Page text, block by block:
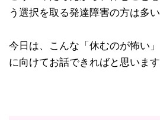
う選択を取る発達障害の方は多い
今日は、こんな「休むのが怖い
に向けてお話できればと思います